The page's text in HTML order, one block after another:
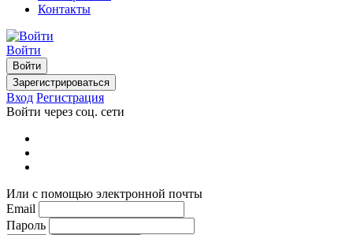
Контакты
Войти
Войти
Зарегистрироваться
Вход Регистрация
Войти через соц. сети
Или с помощью электронной почты
Email
Пароль